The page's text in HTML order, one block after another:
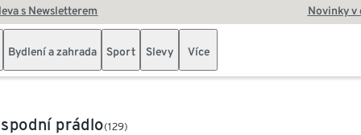
s Newsletterem Novinky v
Bydlení a zahrada Sport Slevy Více
prádlo(129)